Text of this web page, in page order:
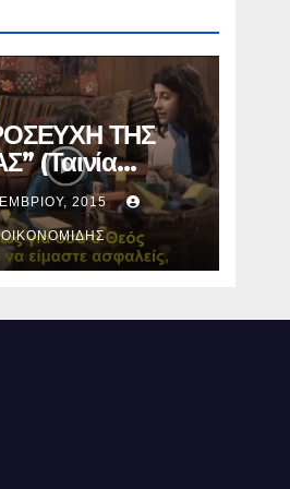
ΤΗΣ
(Ταινία
μήκους).
2015
ΟΙΚΟΝΟΜΊΔΗΣ